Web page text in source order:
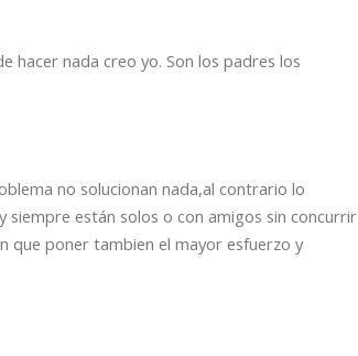
hacer nada creo yo. Son los padres los
no solucionan nada,al contrario lo
siempre están solos o con amigos sin concurrir
que poner tambien el mayor esfuerzo y